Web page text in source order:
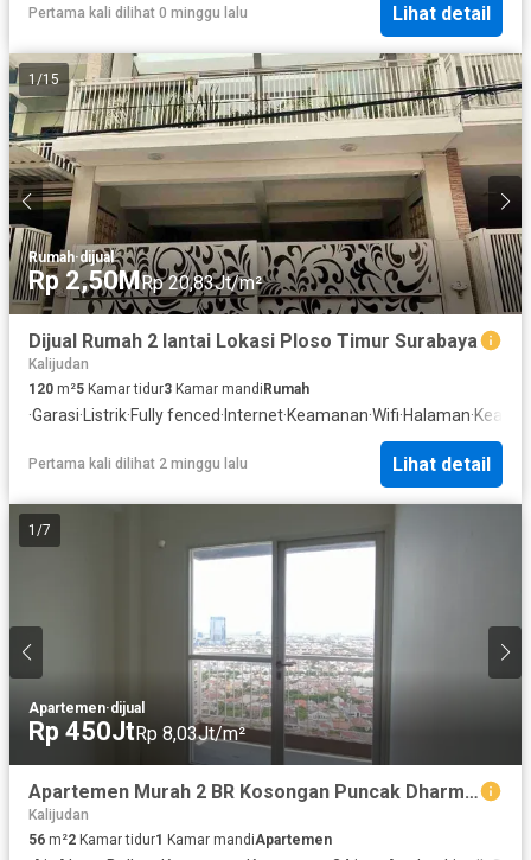
Pertama kali dilihat 0 minggu lalu Lihat detail
1 /15
Rumah·dijual
Rp 2,50MRp 20,83Jt/m²
Dijual Rumah 2 lantai Lokasi Ploso Timur Surabaya
Kalijudan
120 m²5 Kamar tidur3 Kamar mandi Rumah
·Garasi· Listrik·Fully fenced· Internet·Keamanan·Wifi·Halaman·
Pertama kali dilihat 2 minggu lalu Lihat detail
1 /7
Apartemen·dijual
Rp 450JtRp 8,03Jt/m²
Apartemen Murah 2 BR Kosongan Puncak Dharmahusada
Kalijudan
56 m²2 Kamar tidur1 Kamar mandiApartemen